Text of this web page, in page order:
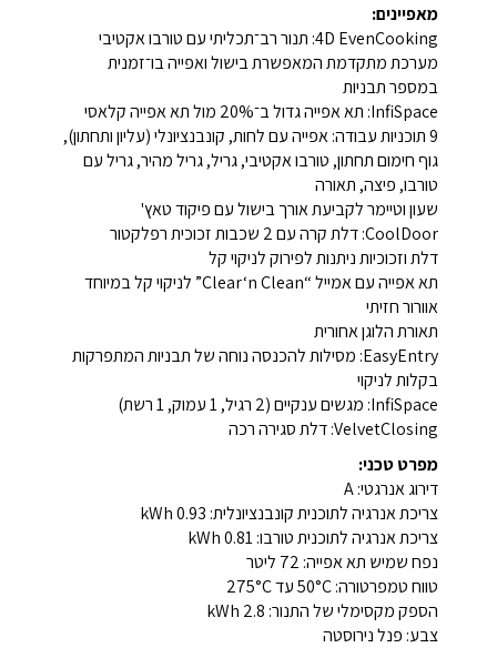
מאפיינים:
4D EvenCooking: תנור רב־תכליתי עם טורבו אקטיבי
מערכת מתקדמת המאפשרת בישול ואפייה בו־זמנית
במספר תבניות
InfiSpace: תא אפייה גדול ב־20% מול תא אפייה קלאסי
9 תוכניות עבודה: אפייה עם לחות, קונבנציונלי (עליון ותחתון),
גוף חימום תחתון, טורבו אקטיבי, גריל, גריל מהיר, גריל עם
טורבו, פיצה, תאורה
שעון וטיימר לקביעת אורך בישול עם פיקוד טאץ'
CoolDoor: דלת קרה עם 2 שכבות זכוכית רפלקטור
דלת וזכוכיות ניתנות לפירוק לניקוי קל
תא אפייה עם אמייל “Clear‘n Clean” לניקוי קל במיוחד
אוורור חזיתי
תאורת הלוגן אחורית
EasyEntry: מסילות להכנסה נוחה של תבניות המתפרקות
בקלות לניקוי
InfiSpace: מגשים ענקיים (2 רגיל, 1 עמוק, 1 רשת)
VelvetClosing: דלת סגירה רכה
מפרט טכני:
דירוג אנרגטי: A
צריכת אנרגיה לתוכנית קונבנציונלית: 0.93 kWh
צריכת אנרגיה לתוכנית טורבו: 0.81 kWh
נפח שמיש תא אפייה: 72 ליטר
טווח טמפרטורה: 50°C עד 275°C
הספק מקסימלי של התנור: 2.8 kWh
צבע: פנל נירוסטה